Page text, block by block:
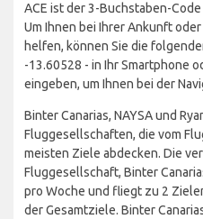
ACE ist der 3-Buchstaben-
Um Ihnen bei Ihrer Ankunft
helfen, können Sie die
-13.60528 - in Ihr Smartphone
eingeben, um Ihnen bei der
Binter Canarias, NAYSA und
Fluggesellschaften, die vom
meisten Ziele abdecken. Die
Fluggesellschaft, Binter
pro Woche und fliegt zu 2
der Gesamtziele. Binter